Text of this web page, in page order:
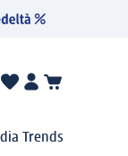
Trends